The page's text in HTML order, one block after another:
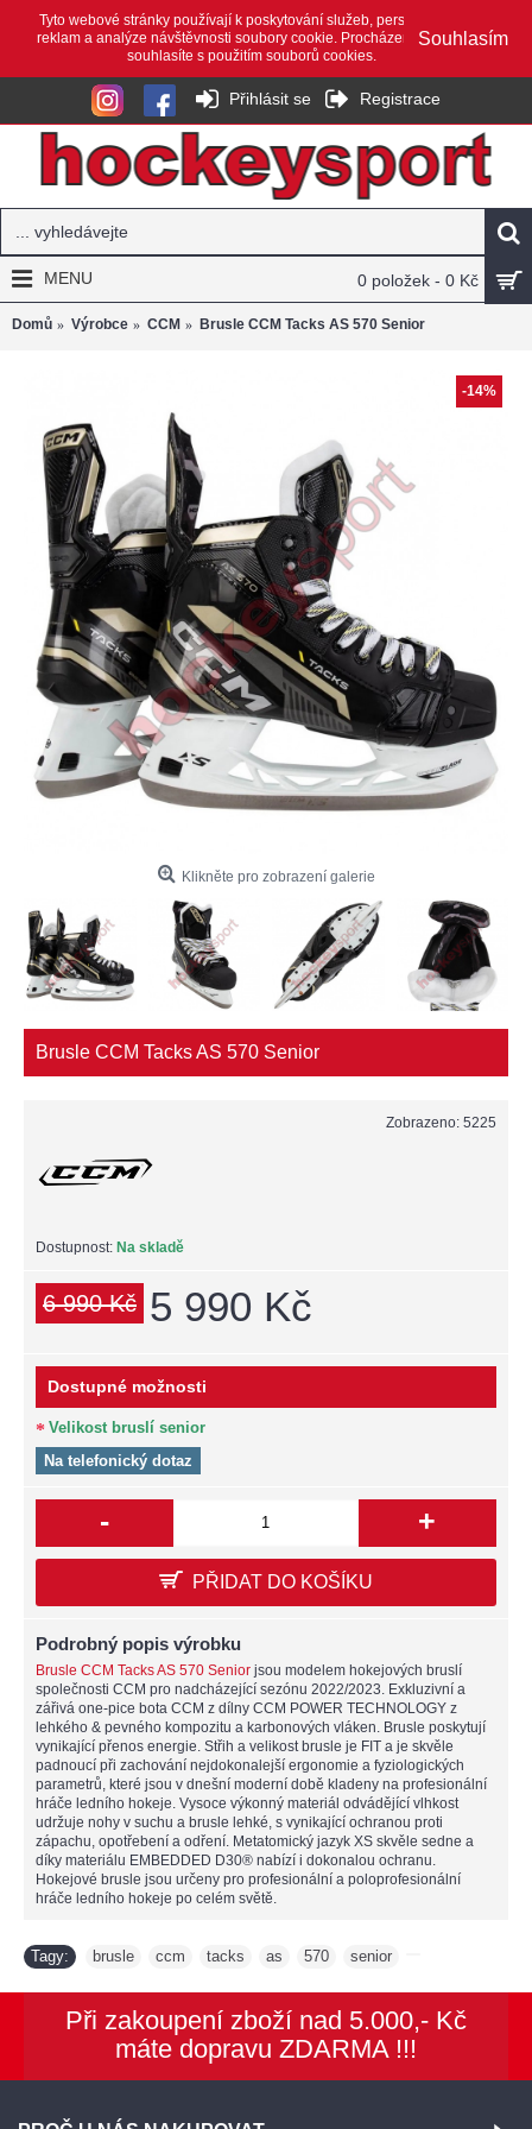
Tyto webové stránky používají k poskytování služeb, personalizaci
reklam a analýze návštěvnosti soubory cookie. Procházením webu
souhlasíte s použitím souborů cookies.
Souhlasím
Přihlásit se Registrace
0 položek - 0 Kč
MENU
Domů Výrobce CCM Brusle CCM Tacks AS 570 Senior
-14%
Klikněte pro zobrazení galerie
Brusle CCM Tacks AS 570 Senior
Zobrazeno: 5225
Dostupnost: Na skladě
6 990 Kč 5 990 Kč
Dostupné možnosti
Velikost bruslí senior
Na telefonický dotaz
- +
PŘIDAT DO KOŠÍKU
Podrobný popis výrobku
Brusle CCM Tacks AS 570 Senior jsou modelem hokejových bruslí
společnosti CCM pro nadcházející sezónu 2022/2023. Exkluzivní a
zářivá one-pice bota CCM z dílny CCM POWER TECHNOLOGY z
lehkého & pevného kompozitu a karbonových vláken. Brusle poskytují
vynikající přenos energie. Střih a velikost brusle je FIT a je skvěle
padnoucí při zachování nejdokonalejší ergonomie a fyziologických
parametrů, které jsou v dnešní moderní době kladeny na profesionální
hráče ledního hokeje. Vysoce výkonný materiál odvádějící vlhkost
udržuje nohy v suchu a brusle lehké, s vynikající ochranou proti
zápachu, opotřebení a odření. Metatomický jazyk XS skvěle sedne a
díky materiálu EMBEDDED D30® nabízí i dokonalou ochranu.
Hokejové brusle jsou určeny pro profesionální a poloprofesionální
hráče ledního hokeje po celém světě.
Tagy: brusle ccm tacks as 570 senior
Při zakoupení zboží nad 5.000,- Kč
máte dopravu ZDARMA !!!